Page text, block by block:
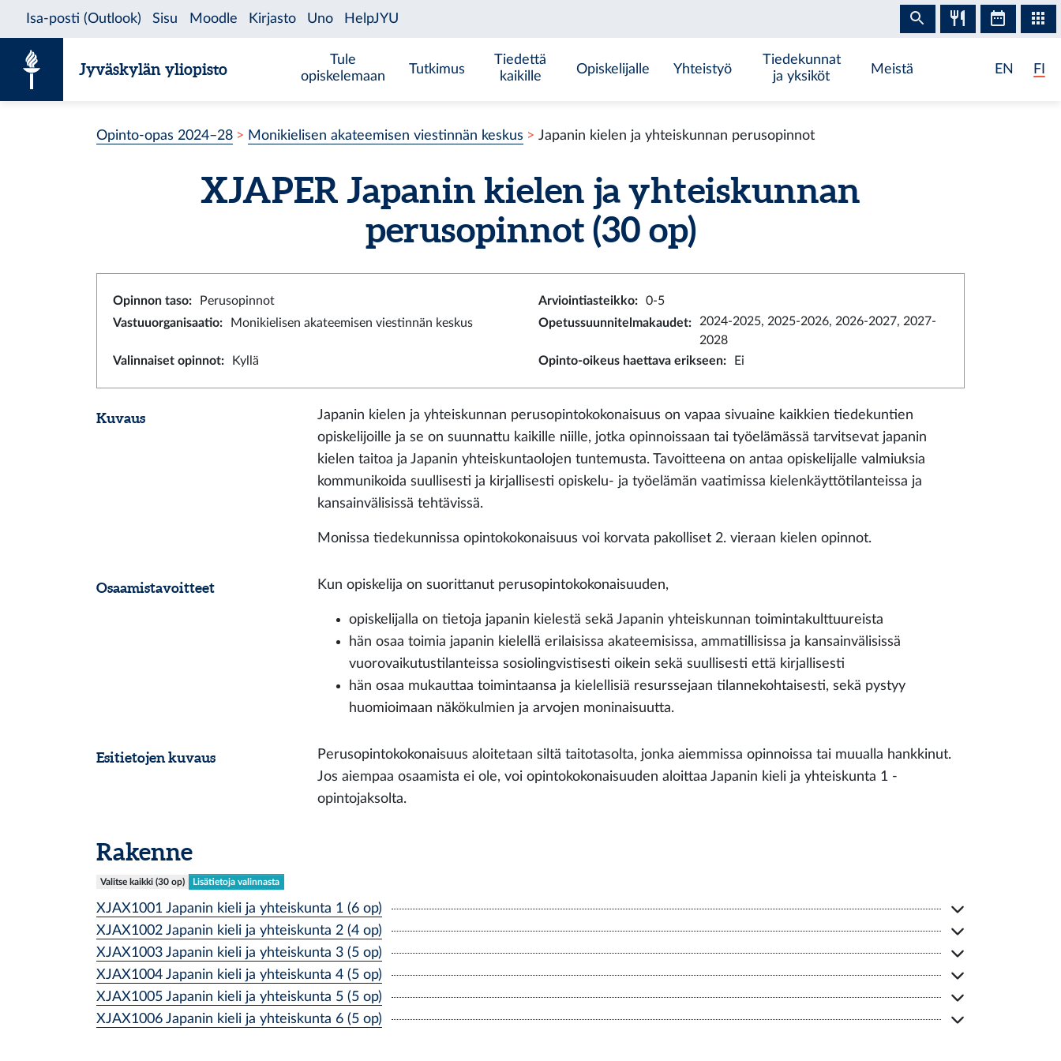
Jyväskylän yliopisto
Tule
opiskelemaan
Tutkimus
Tiedettä
kaikille
Opiskelijalle Yhteistyö
Tiedekunnat
ja yksiköt
Meistä EN FI
Opinto-opas 2024–28 Monikielisen akateemisen viestinnän keskus Japanin kielen ja yhteiskunnan perusopinnot
XJAPER Japanin kielen ja yhteiskunnan
perusopinnot (30 op)
Opinnon taso: Perusopinnot Arviointiasteikko:
0-5
Vastuuorganisaatio: Monikielisen akateemisen viestinnän keskus Opetussuunnitelmakaudet:
2024-2025, 2025-2026, 2026-2027, 2027-
2028
Valinnaiset opinnot: Kyllä Opinto-oikeus haettava erikseen: Ei
Kuvaus
Japanin kielen ja yhteiskunnan perusopintokokonaisuus on vapaa sivuaine kaikkien tiedekuntien
opiskelijoille ja se on suunnattu kaikille niille, jotka opinnoissaan tai työelämässä tarvitsevat japanin
kielen taitoa ja Japanin yhteiskuntaolojen tuntemusta. Tavoitteena on antaa opiskelijalle valmiuksia
kommunikoida suullisesti ja kirjallisesti opiskelu- ja työelämän vaatimissa kielenkäyttötilanteissa ja
kansainvälisissä tehtävissä.
Monissa tiedekunnissa opintokokonaisuus voi korvata pakolliset 2. vieraan kielen opinnot.
Osaamistavoitteet Kun opiskelija on suorittanut perusopintokokonaisuuden,
opiskelijalla on tietoja japanin kielestä sekä Japanin yhteiskunnan toimintakulttuureista
hän osaa toimia japanin kielellä erilaisissa akateemisissa, ammatillisissa ja kansainvälisissä
vuorovaikutustilanteissa sosiolingvistisesti oikein sekä suullisesti että kirjallisesti
hän osaa mukauttaa toimintaansa ja kielellisiä resurssejaan tilannekohtaisesti, sekä pystyy
huomioimaan näkökulmien ja arvojen moninaisuutta.
Esitietojen kuvaus
Perusopintokokonaisuus aloitetaan siltä taitotasolta, jonka aiemmissa opinnoissa tai muualla hankkinut.
Jos aiempaa osaamista ei ole, voi opintokokonaisuuden aloittaa Japanin kieli ja yhteiskunta 1 -
opintojaksolta.
Rakenne
Valitse kaikki (30 op) Lisätietoja valinnasta
XJAX1001 Japanin kieli ja yhteiskunta 1 (6 op)
XJAX1002 Japanin kieli ja yhteiskunta 2 (4 op)
XJAX1003 Japanin kieli ja yhteiskunta 3 (5 op)
XJAX1004 Japanin kieli ja yhteiskunta 4 (5 op)
XJAX1005 Japanin kieli ja yhteiskunta 5 (5 op)
XJAX1006 Japanin kieli ja yhteiskunta 6 (5 op)